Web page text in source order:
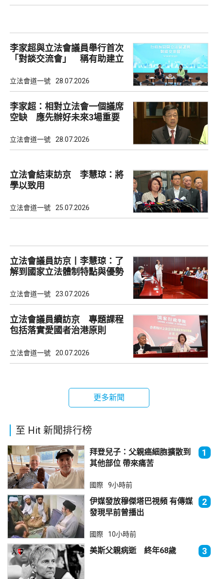
李家超與立法會議員舉行首次
「對談交流會」 稱有助建立
立法會道一號 28.07.2026
李家超：相對立法會一個議席
空缺 應先辦好未來3場重要
立法會道一號 28.07.2026
立法會結束訪京 李慧琼：將
學以致用
立法會道一號 25.07.2026
立法會議員訪京丨李慧琼：了
解到國家立法體制特點與優勢
立法會道一號 23.07.2026
立法會議員續訪京 專題課程
包括落實愛國者治港原則
立法會道一號 20.07.2026
更多新聞
至 Hit 新聞排行榜
拜登兒子：父親癌細胞擴散到
其他部位 帶來痛苦
1
國際 9小時前
伊媒發放穆傑塔巴視頻 有傳媒
發現早前曾播出
2
國際 10小時前
美斯父親病逝 終年68歲 3